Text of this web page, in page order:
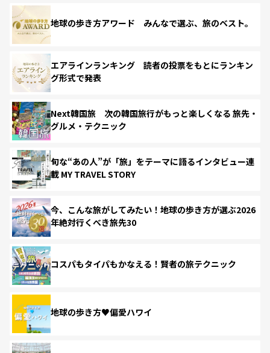
地球の歩き方アワード みんなで選ぶ、旅のベスト。
エアラインランキング 読者の投票をもとにランキン
グ形式で発表
Next韓国旅 次の韓国旅行がもっと楽しくなる 旅先・
グルメ・テクニック
旬な“あの人”が「旅」をテーマに語るインタビュー連
載 MY TRAVEL STORY
今、こんな旅がしてみたい！地球の歩き方が選ぶ2026
年絶対行くべき旅先30
コスパもタイパもかなえる！賢者の旅テクニック
地球の歩き方♥偏愛ハワイ